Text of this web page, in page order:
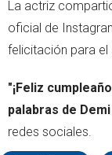
La actriz
oficial de
felicitación para
"¡Feliz
palabras de
redes sociales.